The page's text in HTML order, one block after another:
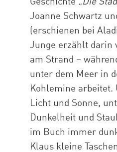
Joanne Schwartz
(erschienen bei
Junge erzählt darin
am Strand –
unter dem Meer in
Kohlemine arbeitet.
Licht und Sonne,
Dunkelheit und
im Buch immer
Klaus kleine